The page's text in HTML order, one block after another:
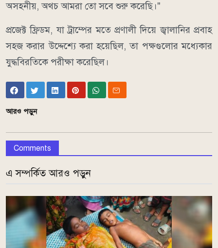
অসহনীয়, অথচ আমরা তো সবে শুরু করেছি।"
প্রজেক্ট ফ্রিডম, যা ট্রাম্পের মতে প্রণালী দিয়ে জ্বালানির প্রবাহ
সহজ করার উদ্দেশ্যে করা হয়েছিল, তা পক্ষগুলোর মধ্যেকার
যুদ্ধবিরতিকে পরীক্ষা করেছিল।
আরও পড়ুন
Comments
এ সম্পর্কিত আরও পড়ুন